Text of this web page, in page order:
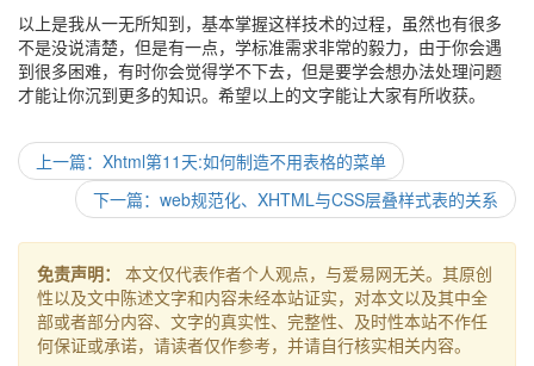
以上是我从一无所知到，基本掌握这样技术的过程，虽然也有很多
不是没说清楚，但是有一点，学标准需求非常的毅力，由于你会遇
到很多困难，有时你会觉得学不下去，但是要学会想办法处理问题
才能让你沉到更多的知识。希望以上的文字能让大家有所收获。
上一篇：Xhtml第11天:如何制造不用表格的菜单
下一篇：web规范化、XHTML与CSS层叠样式表的关系
免责声明：
本文仅代表作者个人观点，与爱易网无关。其原创
性以及文中陈述文字和内容未经本站证实，对本文以及其中全
部或者部分内容、文字的真实性、完整性、及时性本站不作任
何保证或承诺，请读者仅作参考，并请自行核实相关内容。